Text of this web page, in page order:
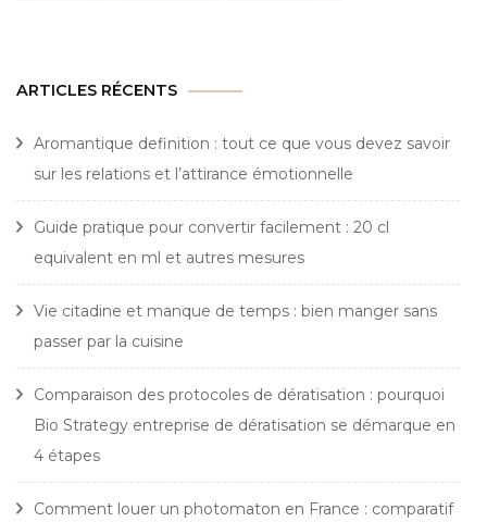
ARTICLES RÉCENTS
Aromantique definition : tout ce que vous devez savoir
sur les relations et l’attirance émotionnelle
Guide pratique pour convertir facilement : 20 cl
equivalent en ml et autres mesures
Vie citadine et manque de temps : bien manger sans
passer par la cuisine
Comparaison des protocoles de dératisation : pourquoi
Bio Strategy entreprise de dératisation se démarque en
4 étapes
Comment louer un photomaton en France : comparatif